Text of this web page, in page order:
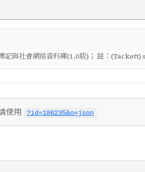
記與社會網絡資料庫(1.0版) ； 註： (Tackett)
使用 ?id=186235&o=json